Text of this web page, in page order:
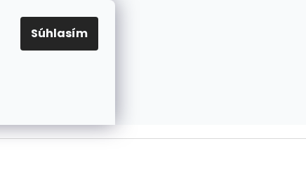
Súhlasím
PRAVIDLÁ PRE COOKIES
EUR